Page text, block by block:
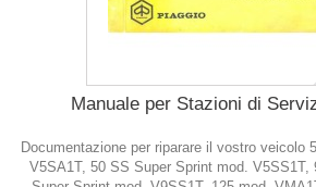
Manuale per Stazioni di
Documentazione per riparare il vostro veicolo
V5SA1T, 50 SS Super Sprint mod. V5SS1T,